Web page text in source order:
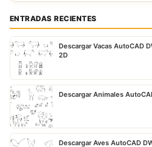
ENTRADAS RECIENTES
Descargar Vacas AutoCAD
2D
Descargar Animales
Descargar Aves AutoCAD